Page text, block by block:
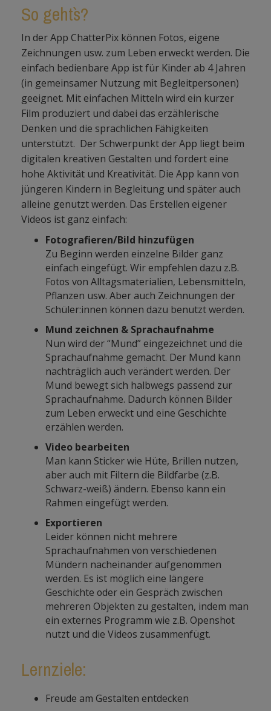
So geht`s?
In der App ChatterPix können Fotos, eigene
Zeichnungen usw. zum Leben erweckt werden. Die
einfach bedienbare App ist für Kinder ab 4 Jahren
(in gemeinsamer Nutzung mit Begleitpersonen)
geeignet. Mit einfachen Mitteln wird ein kurzer
Film produziert und dabei das erzählerische
Denken und die sprachlichen Fähigkeiten
unterstützt. Der Schwerpunkt der App liegt beim
digitalen kreativen Gestalten und fordert eine
hohe Aktivität und Kreativität. Die App kann von
jüngeren Kindern in Begleitung und später auch
alleine genutzt werden. Das Erstellen eigener
Videos ist ganz einfach:
Fotografieren/Bild hinzufügen
Zu Beginn werden einzelne Bilder ganz
einfach eingefügt. Wir empfehlen dazu z.B.
Fotos von Alltagsmaterialien, Lebensmitteln,
Pflanzen usw. Aber auch Zeichnungen der
Schüler:innen können dazu benutzt werden.
Mund zeichnen & Sprachaufnahme
Nun wird der “Mund” eingezeichnet und die
Sprachaufnahme gemacht. Der Mund kann
nachträglich auch verändert werden. Der
Mund bewegt sich halbwegs passend zur
Sprachaufnahme. Dadurch können Bilder
zum Leben erweckt und eine Geschichte
erzählen werden.
Video bearbeiten
Man kann Sticker wie Hüte, Brillen nutzen,
aber auch mit Filtern die Bildfarbe (z.B.
Schwarz-weiß) ändern. Ebenso kann ein
Rahmen eingefügt werden.
Exportieren
Leider können nicht mehrere
Sprachaufnahmen von verschiedenen
Mündern nacheinander aufgenommen
werden. Es ist möglich eine längere
Geschichte oder ein Gespräch zwischen
mehreren Objekten zu gestalten, indem man
ein externes Programm wie z.B. Openshot
nutzt und die Videos zusammenfügt.
Lernziele:
Freude am Gestalten entdecken